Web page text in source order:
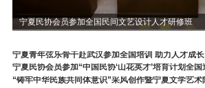
宁夏民协会员参加全国民间文艺设计人才研修班
宁夏青年弦乐骨干赴武汉参加全国培训 助力人才成长